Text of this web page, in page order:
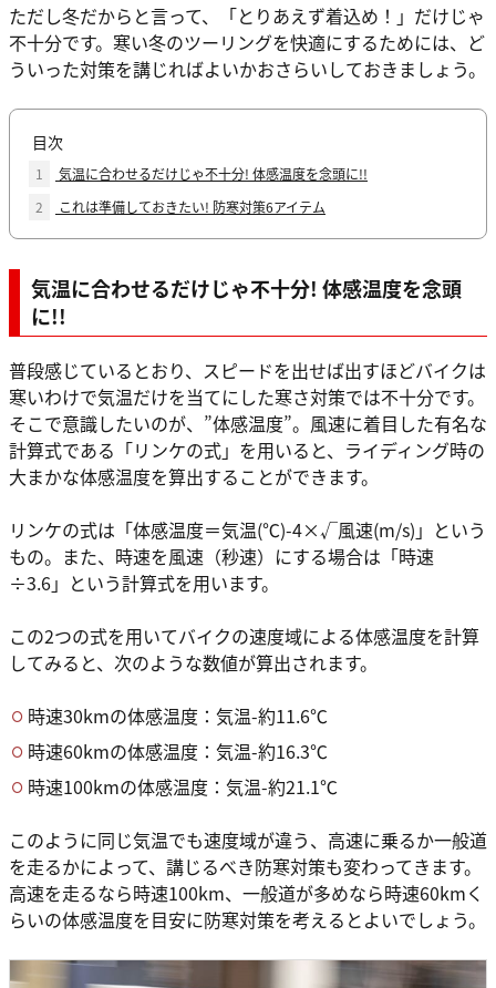
ただし冬だからと言って、「とりあえず着込め！」だけじゃ
不十分です。寒い冬のツーリングを快適にするためには、ど
ういった対策を講じればよいかおさらいしておきましょう。
目次
1
気温に合わせるだけじゃ不十分! 体感温度を念頭に!!
2
これは準備しておきたい! 防寒対策6アイテム
気温に合わせるだけじゃ不十分! 体感温度を念頭
に!!
普段感じているとおり、スピードを出せば出すほどバイクは
寒いわけで気温だけを当てにした寒さ対策では不十分です。
そこで意識したいのが、”体感温度”。風速に着目した有名な
計算式である「リンケの式」を用いると、ライディング時の
大まかな体感温度を算出することができます。
リンケの式は「体感温度＝気温(℃)-4×√風速(m/s)」という
もの。また、時速を風速（秒速）にする場合は「時速
÷3.6」という計算式を用います。
この2つの式を用いてバイクの速度域による体感温度を計算
してみると、次のような数値が算出されます。
時速30kmの体感温度：気温-約11.6℃
時速60kmの体感温度：気温-約16.3℃
時速100kmの体感温度：気温-約21.1℃
このように同じ気温でも速度域が違う、高速に乗るか一般道
を走るかによって、講じるべき防寒対策も変わってきます。
高速を走るなら時速100km、一般道が多めなら時速60kmく
らいの体感温度を目安に防寒対策を考えるとよいでしょう。